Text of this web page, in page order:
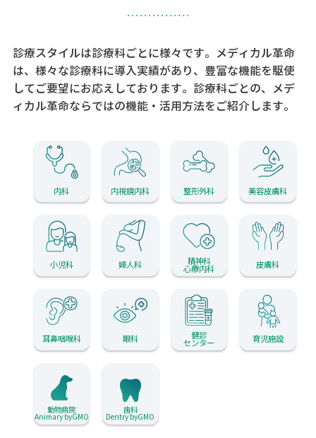
診療スタイルは診療科ごとに様々です。メディカル革命
は、様々な診療科に導入実績があり、 豊富な機能を駆使
してご要望にお応えしております。 診療科ごとの、メデ
ィカル革命ならではの機能・活用方法をご紹介します。
内科 内視鏡内科 整形外科 美容皮膚科
小児科 婦人科 精神科
心療内科 皮膚科
耳鼻咽喉科 眼科 健診
センター 育児施設
動物病院
Animary byGMO
歯科
Dentry byGMO